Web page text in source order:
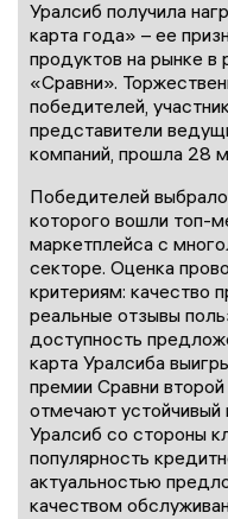
Уралсиб получила
карта года» – ее
продуктов на рынке
«Сравни».
победителей,
представители
компаний, прошла 28
Победителей
которого вошли топ-
маркетплейса с
секторе. Оценка
критериям: качество
реальные отзывы
доступность
карта Уралсиба
премии Сравни
отмечают устойчивый
Уралсиб со стороны
популярность
актуальностью
качеством